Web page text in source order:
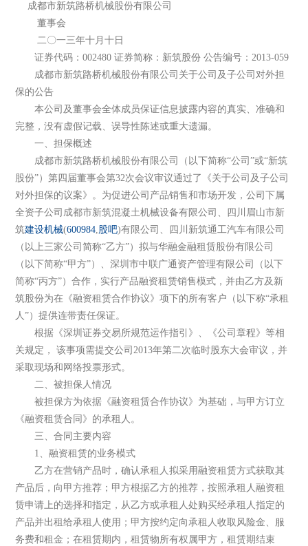
成都市新筑路桥机械股份有限公司
董事会
二〇一三年十月十日
证券代码：002480 证券简称：新筑股份 公告编号：2013-059
成都市新筑路桥机械股份有限公司关于公司及子公司对外担
保的公告
本公司及董事会全体成员保证信息披露内容的真实、准确和
完整，没有虚假记载、误导性陈述或重大遗漏。
一、担保概述
成都市新筑路桥机械股份有限公司（以下简称“公司”或“新筑
股份”）第四届董事会第32次会议审议通过了《关于公司及子公司
对外担保的议案》。为促进公司产品销售和市场开发，公司下属
全资子公司成都市新筑混凝土机械设备有限公司、四川眉山市新
筑建设机械(600984,股吧)有限公司、四川新筑通工汽车有限公司
（以上三家公司简称“乙方”）拟与华融金融租赁股份有限公司
（以下简称“甲方”）、深圳市中联广通资产管理有限公司（以下
简称“丙方”）合作，实行产品融资租赁销售模式，并由乙方及新
筑股份为在《融资租赁合作协议》项下的所有客户（以下称“承租
人”）提供连带责任保证。
根据《深圳证券交易所规范运作指引》、《公司章程》等相
关规定， 该事项需提交公司2013年第二次临时股东大会审议，并
采取现场和网络投票形式。
二、被担保人情况
被担保方为依据《融资租赁合作协议》为基础，与甲方订立
《融资租赁合同》的承租人。
三、合同主要内容
1、融资租赁的业务模式
乙方在营销产品时，确认承租人拟采用融资租赁方式获取其
产品后，向甲方推荐；甲方根据乙方的推荐，按照承租人融资租
赁申请上的选择和指定，从乙方或承租人处购买经承租人指定的
产品并出租给承租人使用；甲方按约定向承租人收取风险金、服
务费和租金；在租赁期内，租赁物所有权属甲方，租赁期结束